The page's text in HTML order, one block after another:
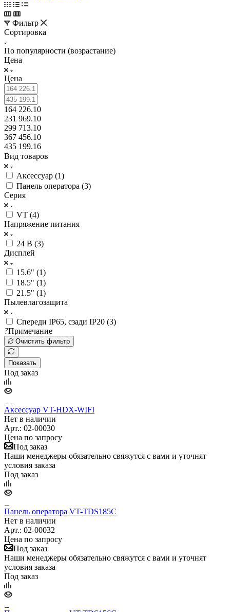
Фильтр
Сортировка
По популярности (возрастание)
Цена
Цена
164 226.10
231 969.10
299 713.10
367 456.10
435 199.16
Вид товаров
Аксессуар (1)
Панель оператора (3)
Серия
VT (4)
Напряжение питания
24 В (3)
Дисплей
15.6" (1)
18.5" (1)
21.5" (1)
Пылевлагозащита
Спереди IP65, сзади IP20 (3)
?Примечание
Очистить фильтр
Показать
Под заказ
Аксессуар VT-HDX-WIFI
Нет в наличии
Арт.: 02-00030
Цена по запросу
Под заказ
Наши менеджеры обязательно свяжутся с вами и уточнят
условия заказа
Под заказ
Панель оператора VT-TDS185C
Нет в наличии
Арт.: 02-00032
Цена по запросу
Под заказ
Наши менеджеры обязательно свяжутся с вами и уточнят
условия заказа
Под заказ